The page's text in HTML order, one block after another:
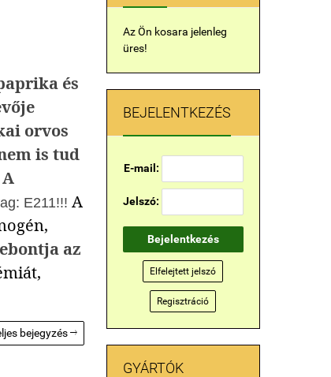
és
orvos
is tud
E211!!! A
az
bejegyzés 
Az Ön kosara jelenleg
üres!
BEJELENTKEZÉS
E-mail:
Jelszó:
Bejelentkezés
Elfelejtett jelszó
Regisztráció
GYÁRTÓK